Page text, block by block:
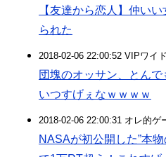
【友達から恋人】仲い
られた
2018-02-06 22:00:52 VIPワイ
団塊のオッサン、とん
いつすげぇなｗｗｗｗ
2018-02-06 22:00:31 オレ的ゲ
NASAが初公開した”本